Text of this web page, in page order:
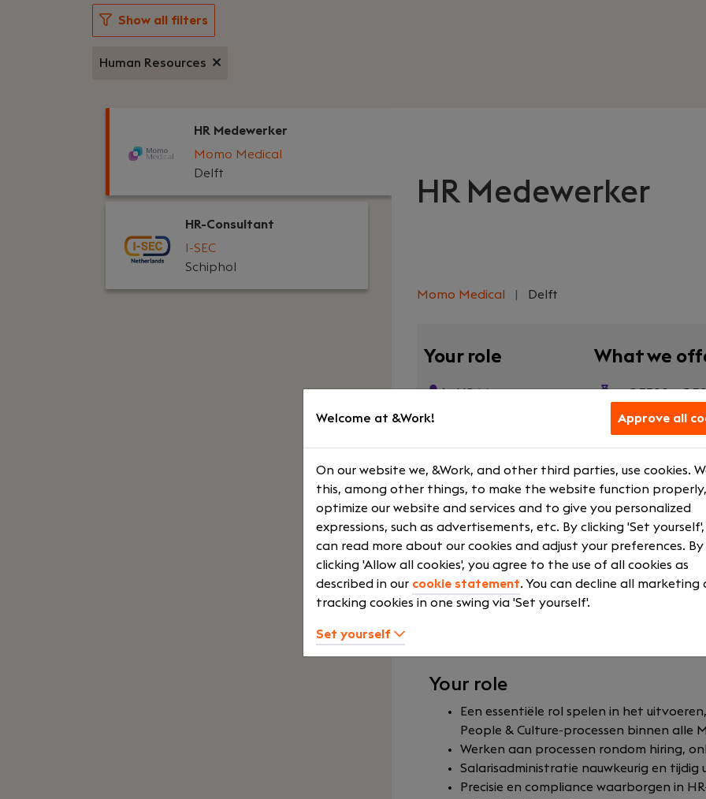
Show all filters
Human Resources
HR Medewerker
Momo Medical
Delft
HR-Consultant
I-SEC
Schiphol
HR Medewerker
Momo Medical Delft
Your role
HR Manager
Medior
What we
€ 3300 - €
Courses and
Pension
Show more
Ben jij zowel mensgericht als uitzonderlijk
inzetten in een rol waarbij betrouwbaarheid
betere ouderenzorg? Het People &
detailgerichte collega die cruciale
Your role
Een essentiële rol spelen in het
People & Culture-processen binnen alle
Werken aan processen rondom hiring,
Salarisadministratie nauwkeurig en tijdig
Precisie en compliance waarborgen in
Welcome at &Work! Approve all
On our website we, &Work, and other third parties, use cookies.
this, among other things, to make the website function
optimize our website and services and to give you personalized
expressions, such as advertisements, etc. By clicking 'Set
can read more about our cookies and adjust your preferences. By
clicking 'Allow all cookies', you agree to the use of all cookies as
described in our cookie statement. You can decline all marketing
tracking cookies in one swing via 'Set yourself'.
Set yourself